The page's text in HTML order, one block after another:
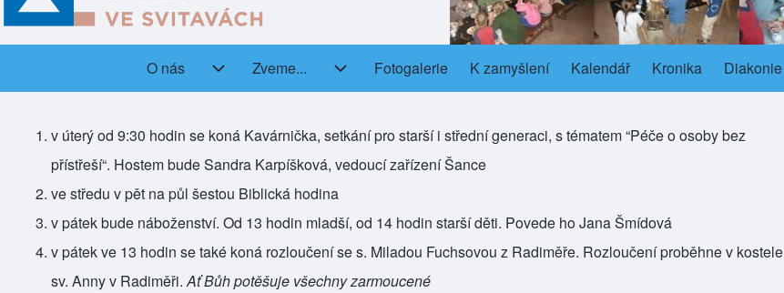
Main navigation
O nás Zveme...
Zveme... sub-navigation
Fotogalerie
(opens in new tab)K zamyšlení Kalendář Kronika Diakonie
v úterý od 9:30 hodin se koná Kavárnička, setkání pro starší i střední generaci, s tématem “Péče o osoby bez
přístřeší“. Hostem bude Sandra Karpíšková, vedoucí zařízení Šance
ve středu v pět na půl šestou Biblická hodina
v pátek bude náboženství. Od 13 hodin mladší, od 14 hodin starší děti. Povede ho Jana Šmídová
v pátek ve 13 hodin se také koná rozloučení se s. Miladou Fuchsovou z Radiměře. Rozloučení proběhne v kostele
sv. Anny v Radiměři.Ať Bůh potěšuje všechny zarmoucené